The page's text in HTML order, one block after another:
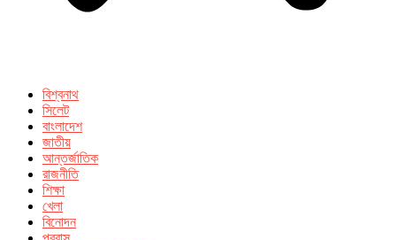
বিশ্বনাথ
সিলেট
বাংলাদেশ
জাতীয়
আন্তর্জাতিক
রাজনীতি
শিক্ষা
খেলা
বিনোদন